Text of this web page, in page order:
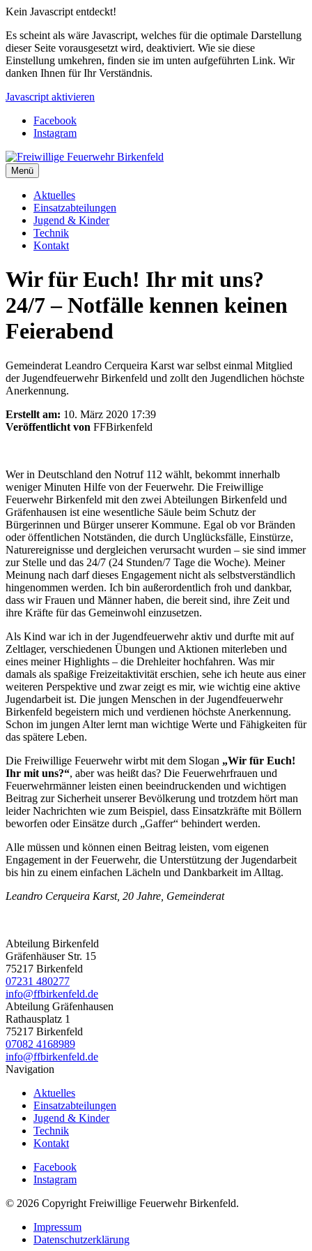
Kein Javascript entdeckt!
Es scheint als wäre Javascript, welches für die optimale Darstellung
dieser Seite vorausgesetzt wird, deaktiviert. Wie sie diese
Einstellung umkehren, finden sie im unten aufgeführten Link. Wir
danken Ihnen für Ihr Verständnis.
Javascript aktivieren
Facebook
Instagram
Menü
Aktuelles
Einsatzabteilungen
Jugend & Kinder
Technik
Kontakt
Wir für Euch! Ihr mit uns?
24/7 – Notfälle kennen keinen
Feierabend
Gemeinderat Leandro Cerqueira Karst war selbst einmal Mitglied
der Jugendfeuerwehr Birkenfeld und zollt den Jugendlichen höchste
Anerkennung.
Erstellt am: 10. März 2020 17:39
Veröffentlicht von FFBirkenfeld
Wer in Deutschland den Notruf 112 wählt, bekommt innerhalb
weniger Minuten Hilfe von der Feuerwehr. Die Freiwillige
Feuerwehr Birkenfeld mit den zwei Abteilungen Birkenfeld und
Gräfenhausen ist eine wesentliche Säule beim Schutz der
Bürgerinnen und Bürger unserer Kommune. Egal ob vor Bränden
oder öffentlichen Notständen, die durch Unglücksfälle, Einstürze,
Naturereignisse und dergleichen verursacht wurden – sie sind immer
zur Stelle und das 24/7 (24 Stunden/7 Tage die Woche). Meiner
Meinung nach darf dieses Engagement nicht als selbstverständlich
hingenommen werden. Ich bin außerordentlich froh und dankbar,
dass wir Frauen und Männer haben, die bereit sind, ihre Zeit und
ihre Kräfte für das Gemeinwohl einzusetzen.
Als Kind war ich in der Jugendfeuerwehr aktiv und durfte mit auf
Zeltlager, verschiedenen Übungen und Aktionen miterleben und
eines meiner Highlights – die Drehleiter hochfahren. Was mir
damals als spaßige Freizeitaktivität erschien, sehe ich heute aus einer
weiteren Perspektive und zwar zeigt es mir, wie wichtig eine aktive
Jugendarbeit ist. Die jungen Menschen in der Jugendfeuerwehr
Birkenfeld begeistern mich und verdienen höchste Anerkennung.
Schon im jungen Alter lernt man wichtige Werte und Fähigkeiten für
das spätere Leben.
Die Freiwillige Feuerwehr wirbt mit dem Slogan „Wir für Euch!
Ihr mit uns?“, aber was heißt das? Die Feuerwehrfrauen und
Feuerwehrmänner leisten einen beeindruckenden und wichtigen
Beitrag zur Sicherheit unserer Bevölkerung und trotzdem hört man
leider Nachrichten wie zum Beispiel, dass Einsatzkräfte mit Böllern
beworfen oder Einsätze durch „Gaffer“ behindert werden.
Alle müssen und können einen Beitrag leisten, vom eigenen
Engagement in der Feuerwehr, die Unterstützung der Jugendarbeit
bis hin zu einem einfachen Lächeln und Dankbarkeit im Alltag.
Leandro Cerqueira Karst, 20 Jahre, Gemeinderat
Abteilung Birkenfeld
Gräfenhäuser Str. 15
75217 Birkenfeld
07231 480277
info@ffbirkenfeld.de
Abteilung Gräfenhausen
Rathausplatz 1
75217 Birkenfeld
07082 4168989
info@ffbirkenfeld.de
Navigation
Aktuelles
Einsatzabteilungen
Jugend & Kinder
Technik
Kontakt
Facebook
Instagram
© 2026 Copyright Freiwillige Feuerwehr Birkenfeld.
Impressum
Datenschutzerklärung